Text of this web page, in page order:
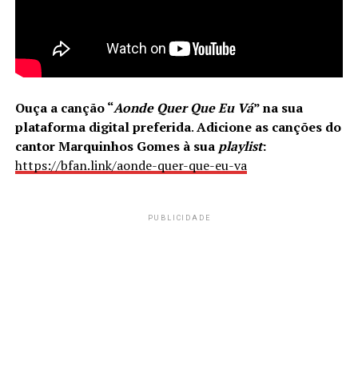
Ouça a canção“Aonde Quer Que Eu Vá”na sua
plataforma digital preferida.Adicione as canções do
cantor Marquinhos Gomes à sua playlist:
https://bfan.link/aonde-quer-que-eu-va
PUBLICIDADE